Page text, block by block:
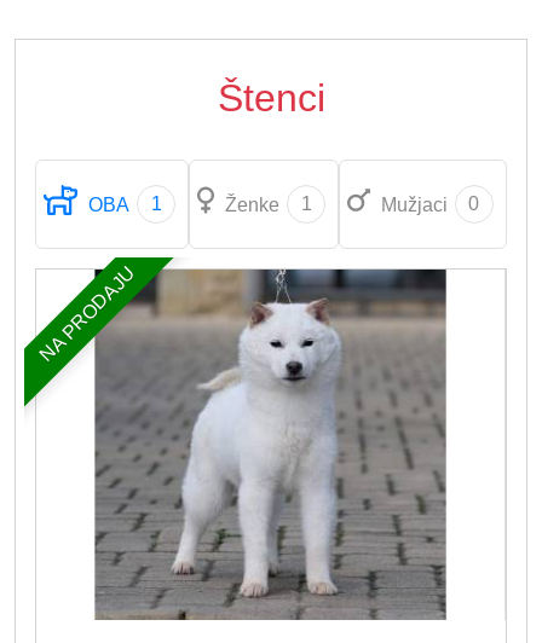
Štenci
OBA 1 Ženke 1 Mužjaci 0
NA PRODAJU